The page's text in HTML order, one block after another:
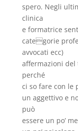
spero. Negli
clinica
e formatrice
categorie
avvocati ecc)
affermazioni del
perché
ci so fare con le
un aggettivo e
può
essere un po’